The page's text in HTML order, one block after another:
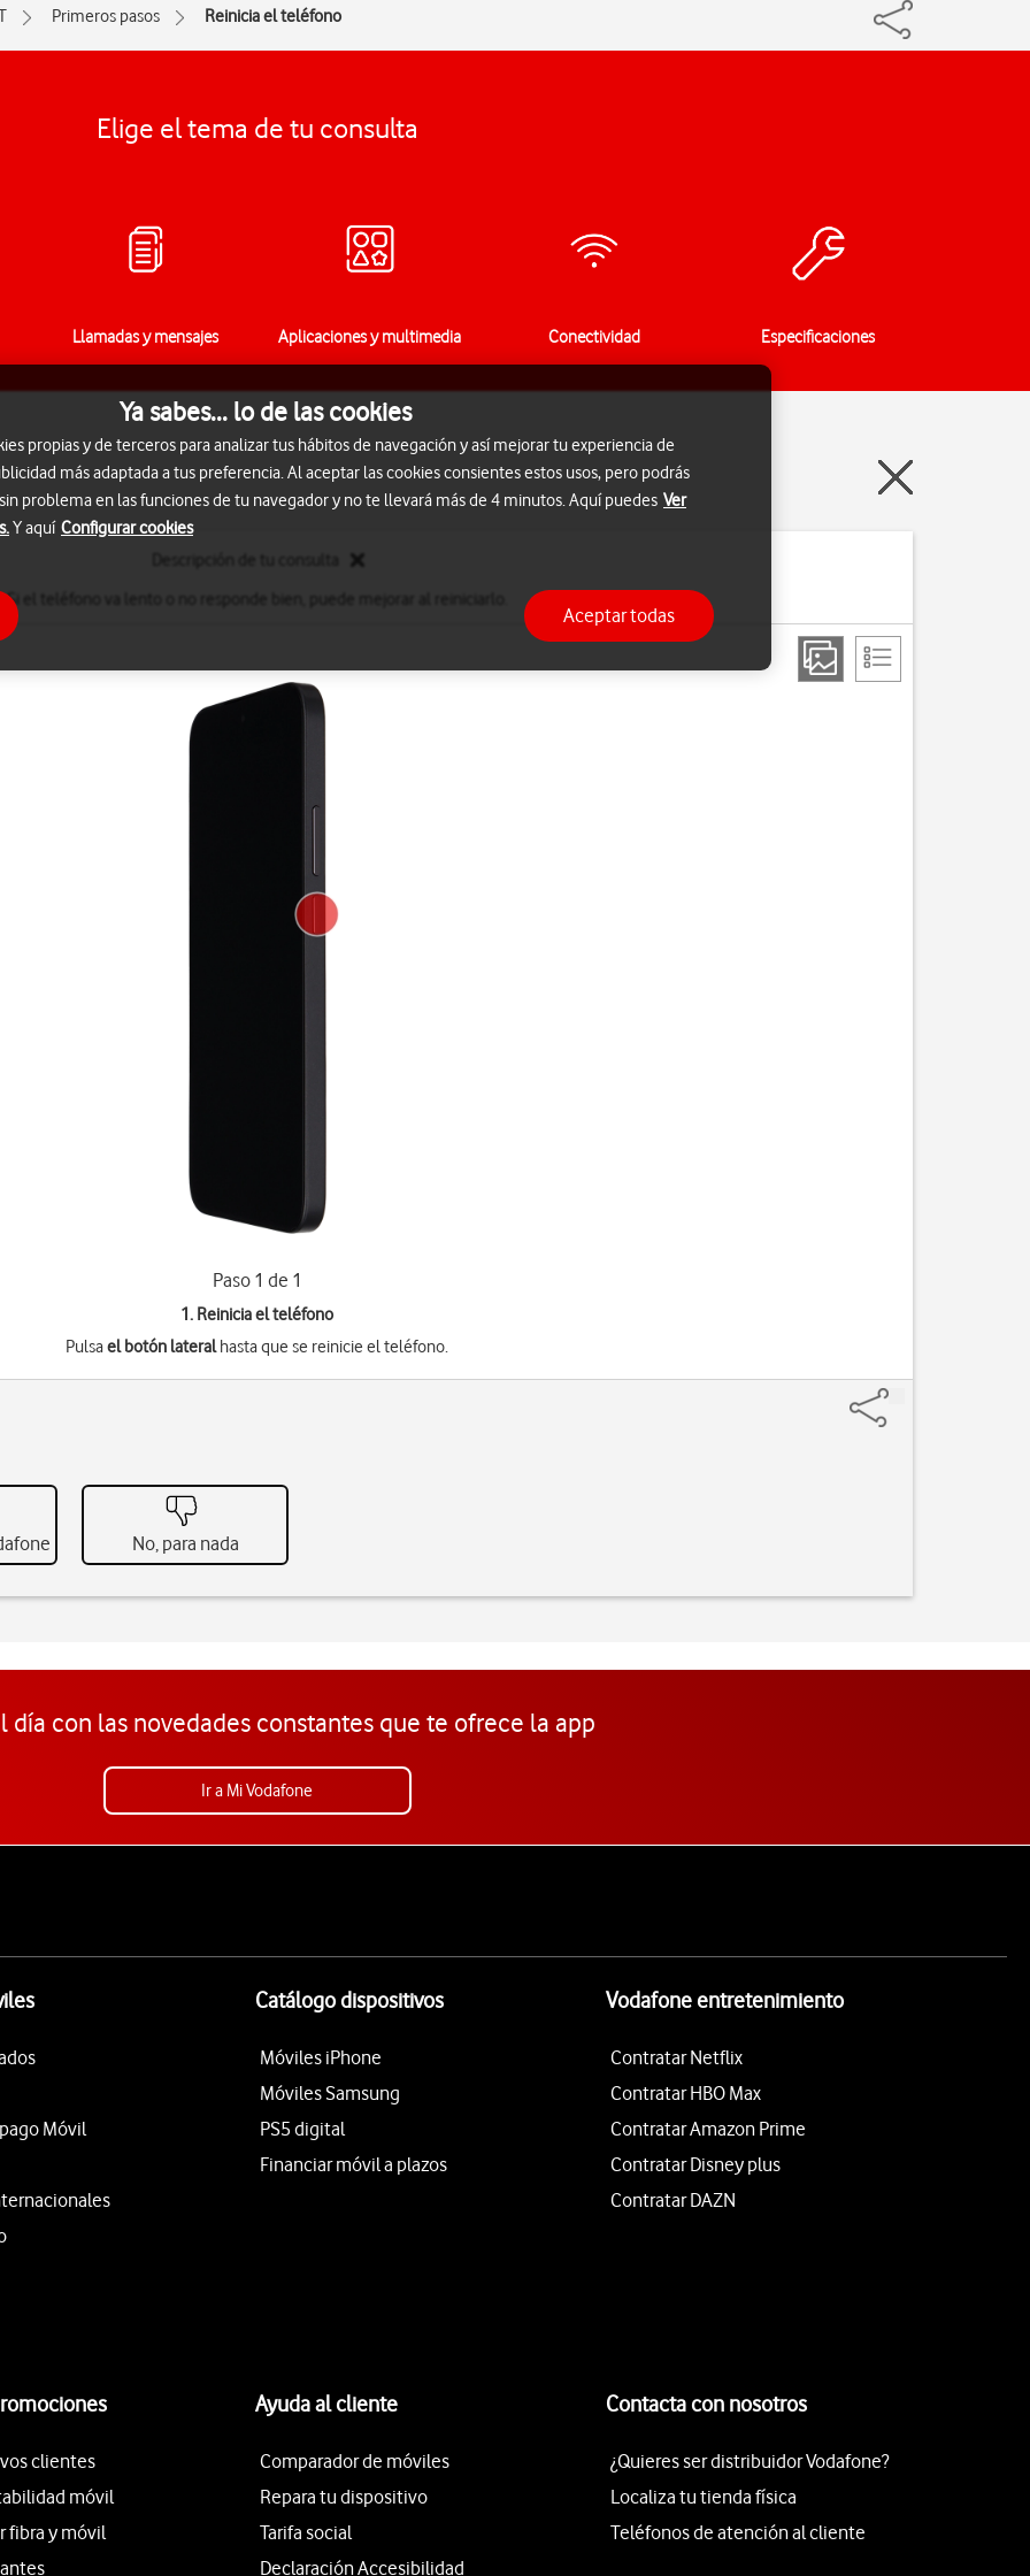
Primeros pasos Reinicia el teléfono
Elige el tema de tu consulta
Llamadas y mensajes Aplicaciones y multimedia Conectividad Especificaciones
Si el teléfono va lento o no responde bien, puede mejorar al reiniciarlo.
Paso 1 de 1
1. Reinicia el teléfono
Pulsael botón lateralhasta que se reinicie el teléfono.
No, para nada
día con las novedades constantes que te ofrece la app
Ir a Mi Vodafone
Móvil
Catálogo dispositivos
Móviles iPhone
Móviles Samsung
PS5 digital
Financiar móvil a plazos
Vodafone entretenimiento
Contratar Netflix
Contratar HBO Max
Contratar Amazon Prime
Contratar Disney plus
Contratar DAZN
clientes
móvil
fibra y móvil
Ayuda al cliente
Comparador de móviles
Repara tu dispositivo
Tarifa social
Declaración Accesibilidad
Contacta con nosotros
¿Quieres ser distribuidor Vodafone?
Localiza tu tienda física
Teléfonos de atención al cliente
Ya sabes... lo de las cookies
propias y de terceros para analizar tus hábitos de navegación y así mejorar tu experiencia de
más adaptada a tus preferencia. Al aceptar las cookies consientes estos usos, pero podrás
problema en las funciones de tu navegador y no te llevará más de 4 minutos. Aquí puedes Ver
Y aquí Configurar cookies
Aceptar todas